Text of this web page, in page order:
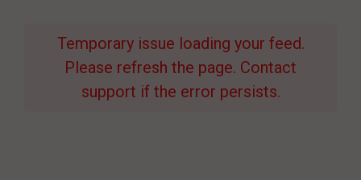
Temporary issue loading your feed.
Please refresh the page. Contact
support if the error persists.